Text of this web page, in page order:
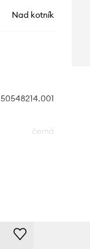
Nad kotník
50548214.001
černá